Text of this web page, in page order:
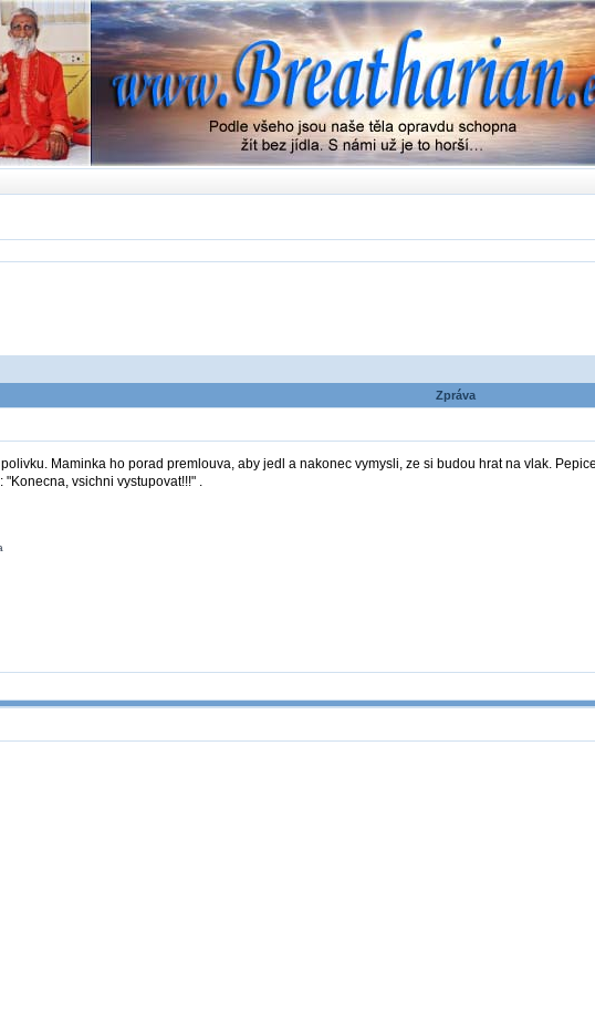
Zpráva
Maminka ho porad premlouva, aby jedl a nakonec vymysli, ze si budou hrat na vlak.
vsichni vystupovat!!!" .